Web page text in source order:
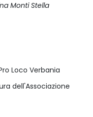
Monti Stella
Loco Verbania
dell'Associazione